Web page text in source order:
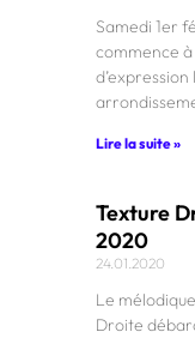
Samedi 1er
commence
Lire la suite »
Texture
2020
24.01.2020
Le
Droite